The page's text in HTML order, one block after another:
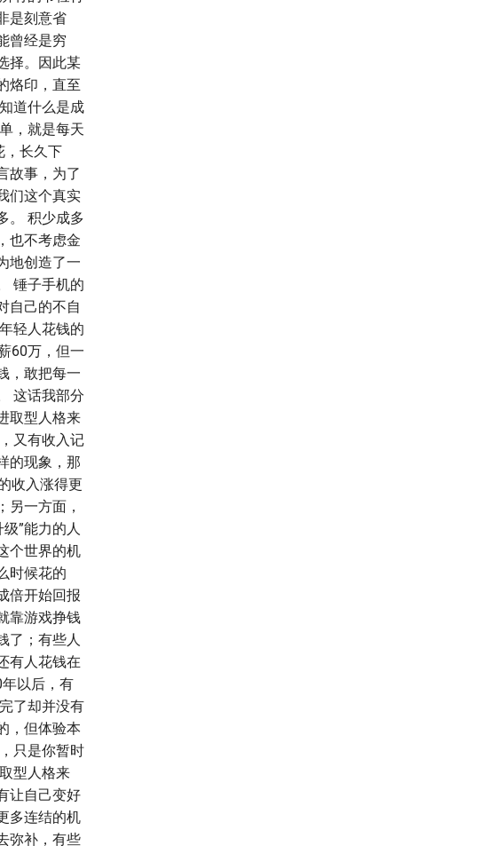
是刻意省
曾经是穷
择。因此某
烙印，直至
道什么是成
，就是每天
，长久下
故事，为了
们这个真实
。 积少成多
也不考虑金
地创造了一
锤子手机的
自己的不自
轻人花钱的
60万，但一
，敢把每一
这话我部分
取型人格来
又有收入记
的现象，那
收入涨得更
另一方面，
”能力的人
个世界的机
时候花的
倍开始回报
靠游戏挣钱
了；有些人
有人花钱在
以后，有
了却并没有
，但体验本
只是你暂时
型人格来
让自己变好
多连结的机
弥补，有些